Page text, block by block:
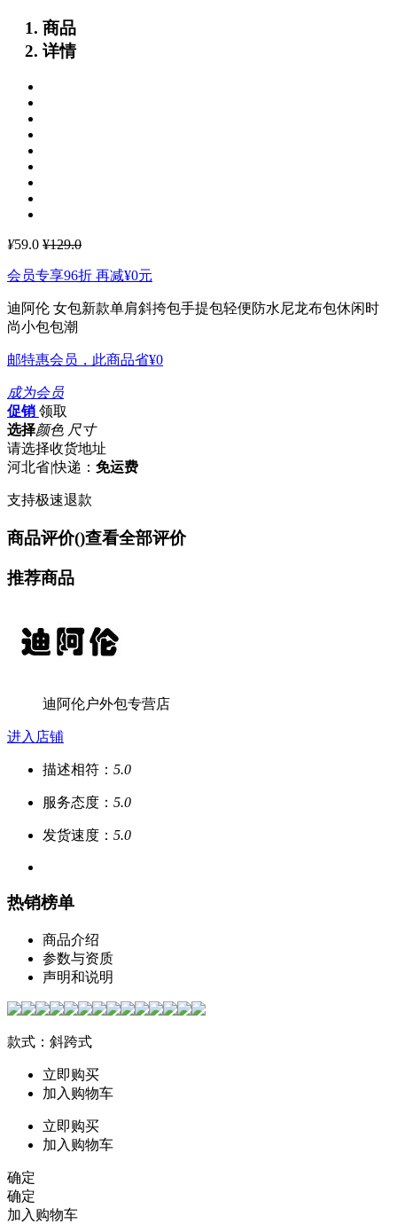
商品
详情
¥59.0 ¥129.0
会员专享96折 再减¥0元
迪阿伦 女包新款单肩斜挎包手提包轻便防水尼龙布包休闲时
尚小包包潮
邮特惠会员，此商品省¥0
成为会员
促销 领取
选择颜色 尺寸
请选择收货地址
河北省|快递： 免运费
支持极速退款
商品评价()查看全部评价
推荐商品
迪阿伦户外包专营店
进入店铺
描述相符： 5.0
服务态度： 5.0
发货速度： 5.0
热销榜单
商品介绍
参数与资质
声明和说明
款式：斜跨式
立即购买
加入购物车
立即购买
加入购物车
确定
确定
加入购物车